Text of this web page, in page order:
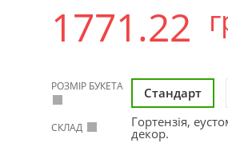
1771.22
РОЗМІР БУКЕТА Стандарт
СКЛАД Гортензія,
декор.